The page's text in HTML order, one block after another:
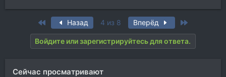
First Назад 4 из 8 Вперёд
Войдите или зарегистрируйтесь для ответа.
Сейчас просматривают